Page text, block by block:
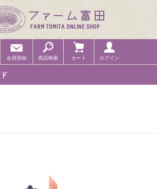
会員登録 商品検索 カート ログイン